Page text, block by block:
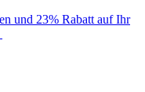
und 23% Rabatt auf Ihr